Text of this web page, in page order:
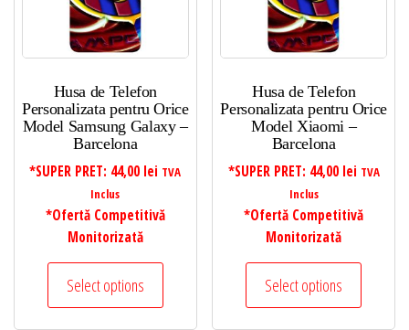
Husa de Telefon
Personalizata pentru Orice
Model Samsung Galaxy –
Barcelona
*SUPER PRET: 44,00 lei TVA
Inclus
*Ofertă Competitivă
Monitorizată
Select options
Husa de Telefon
Personalizata pentru Orice
Model Xiaomi –
Barcelona
*SUPER PRET: 44,00 lei TVA
Inclus
*Ofertă Competitivă
Monitorizată
Select options